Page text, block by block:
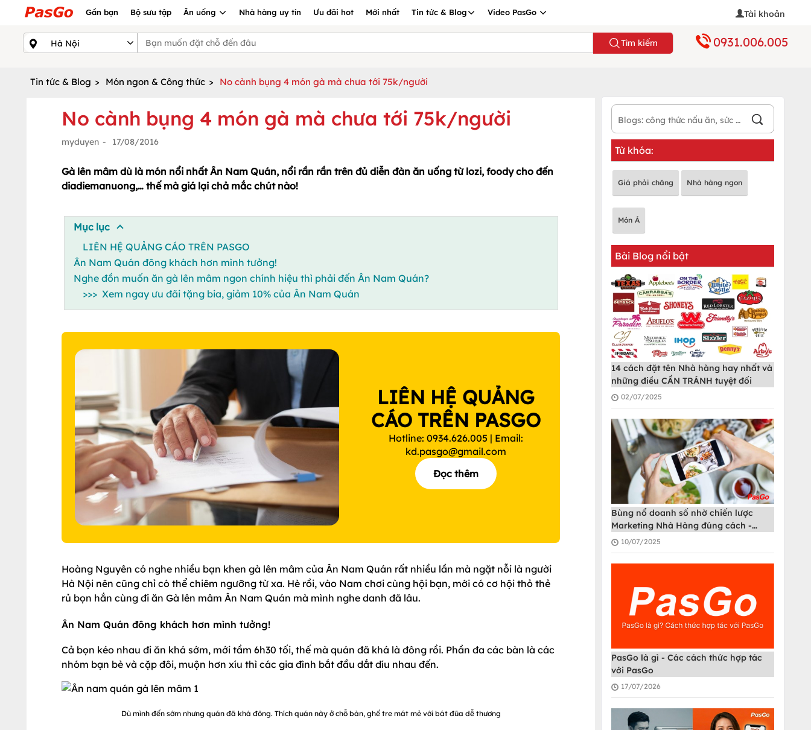
Gần bạn Bộ sưu tập Ăn uống Nhà hàng uy tín Ưu đãi hot Mới nhất Tin tức & Blog Video PasGo Tài khoản
Tìm kiếm 0931.006.005
Tin tức & Blog > Món ngon & Công thức > No cành bụng 4 món gà mà chưa tới 75k/người
No cành bụng 4 món gà mà chưa tới 75k/người
myduyen - 17/08/2016
Gà lên mâm dù là món nổi nhất Ân Nam Quán, nổi rần rần trên đủ diễn đàn ăn uống từ lozi, foody cho đến
diadiemanuong,… thế mà giá lại chả mắc chút nào!
Mục lục
LIÊN HỆ QUẢNG CÁO TRÊN PASGO
Ân Nam Quán đông khách hơn mình tưởng!
Nghe đồn muốn ăn gà lên mâm ngon chính hiệu thì phải đến Ân Nam Quán?
>>> Xem ngay ưu đãi tặng bia, giảm 10% của Ân Nam Quán
LIÊN HỆ QUẢNG
CÁO TRÊN PASGO
Hotline: 0934.626.005 | Email:
kd.pasgo@gmail.com
Đọc thêm
Hoàng Nguyên có nghe nhiều bạn khen gà lên mâm của Ân Nam Quán rất nhiều lần mà ngặt nỗi là người
Hà Nội nên cũng chỉ có thể chiêm ngưỡng từ xa. Hè rồi, vào Nam chơi cùng hội bạn, mới có cơ hội thỏ thẻ
rủ bọn hắn cùng đi ăn Gà lên mâm Ân Nam Quán mà mình nghe danh đã lâu.
Ân Nam Quán đông khách hơn mình tưởng!
Cả bọn kéo nhau đi ăn khá sớm, mới tầm 6h30 tối, thế mà quán đã khá là đông rồi. Phần đa các bàn là các
nhóm bạn bè và cặp đôi, muộn hơn xíu thì các gia đình bắt đầu dắt díu nhau đến.
Dù mình đến sớm nhưng quán đã khá đông. Thích quán này ở chỗ bàn, ghế tre mát mẻ với bát đũa dễ thương
Từ khóa:
Giá phải chăng Nhà hàng ngon
Món Á
Bài Blog nổi bật
14 cách đặt tên Nhà hàng hay nhất và
những điều CẦN TRÁNH tuyệt đối
02/07/2025
Bùng nổ doanh số nhờ chiến lược
Marketing Nhà Hàng đúng cách -
PasGo
10/07/2025
PasGo là gì - Các cách thức hợp tác
với PasGo
17/07/2026